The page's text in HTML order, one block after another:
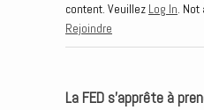
content. Veuillez Log In. Not
Rejoindre
La FED s’apprête à